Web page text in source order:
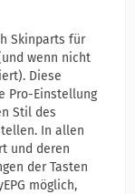
Skinparts für
wenn nicht
Diese
Pro-Einstellung
Stil des
In allen
und deren
der Tasten
möglich,